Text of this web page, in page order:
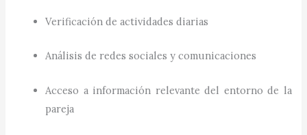
Verificación de actividades diarias
Análisis de redes sociales y comunicaciones
Acceso a información relevante del entorno de la
pareja